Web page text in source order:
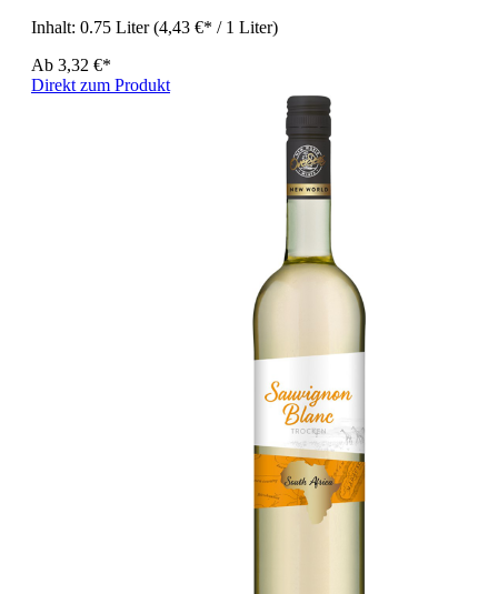
Inhalt: 0.75 Liter(4,43 €* / 1 Liter)
Ab 3,32 €*
Direkt zum Produkt